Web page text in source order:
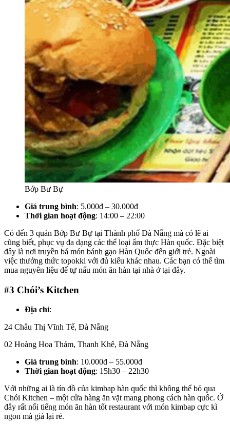
Bớp Bư Bự
Giá trung bình: 5.000đ – 30.000đ
Thời gian hoạt động: 14:00 – 22:00
Có đến 3 quán Bớp Bư Bự tại Thành phố Đà Nẵng mà có lẽ ai
cũng biết, phục vụ đa dạng các thể loại ẩm thực Hàn quốc. Đặc biệt
đây là nơi truyền bá món bánh gạo Hàn Quốc đến giới trẻ. Ngoài
việc thưởng thức topokki với đủ kiểu khác nhau. Các bạn có thể tìm
mua nguyên liệu để tự nấu món ăn hàn tại nhà ở tại đây.
#3 Chói’s Kitchen
Địa chỉ:
24 Châu Thị Vĩnh Tế, Đà Nẵng
02 Hoàng Hoa Thám, Thanh Khê, Đà Nẵng
Giá trung bình: 10.000đ – 55.000đ
Thời gian hoạt động: 15h30 – 22h30
Với những ai là tín đồ của kimbap hàn quốc thì không thể bỏ qua
Chói Kitchen – một cửa hàng ăn vặt mang phong cách hàn quốc. Ở
đây rất nổi tiếng món ăn hàn tốt restaurant với món kimbap cực kì
ngon mà giá lại rẻ.